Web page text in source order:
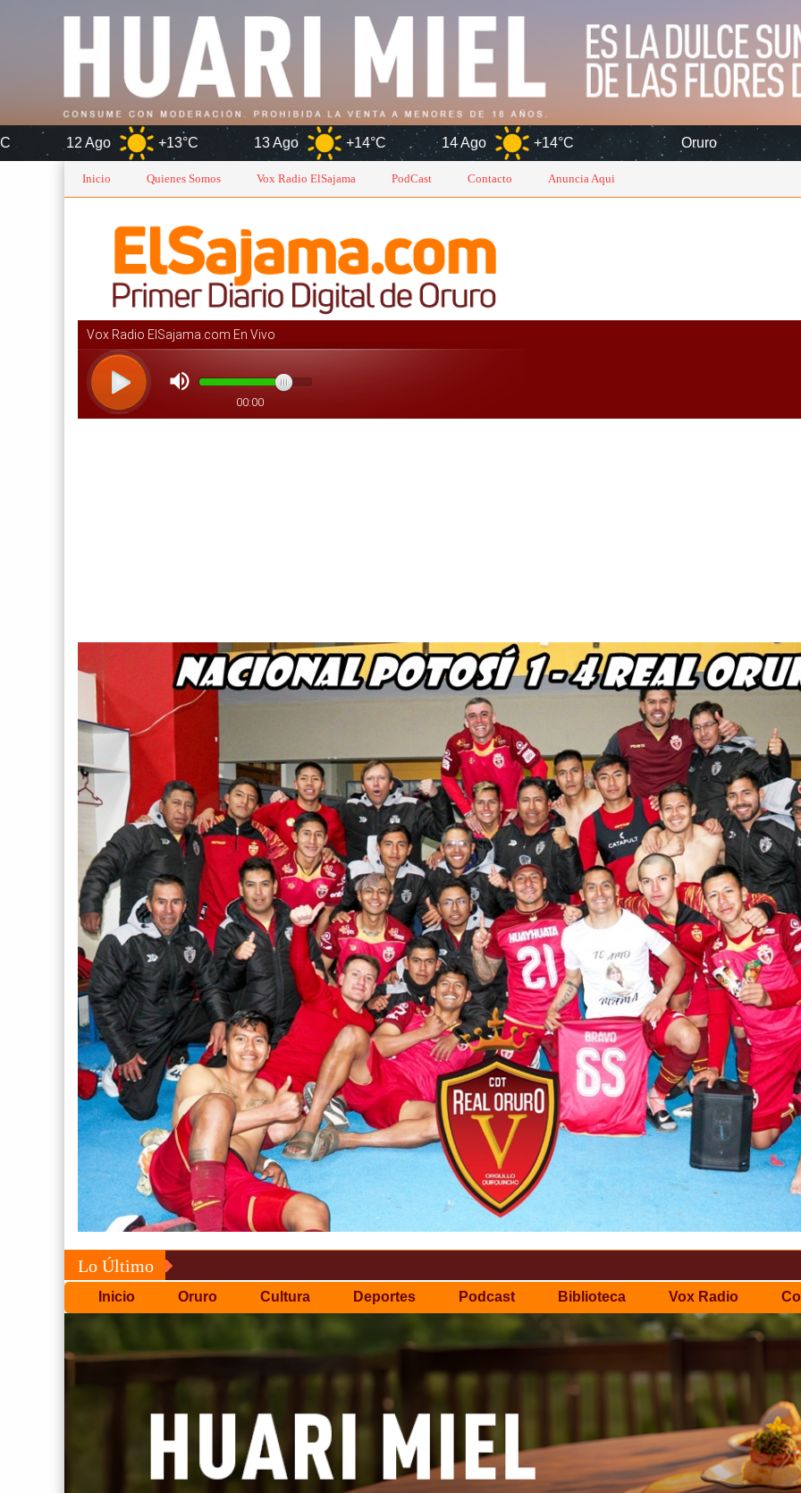
+13°C 13 Ago +14°C 14 Ago +14°C Oruro 8 Ago
Inicio Quienes Somos Vox Radio ElSajama PodCast Contacto Anuncia Aqui
Lo Último
Inicio Oruro Cultura Deportes Podcast Biblioteca Vox Radio